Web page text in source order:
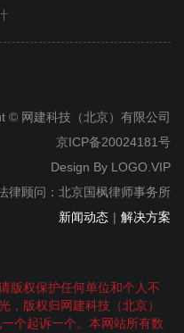
© 网建科技（北京）有限公司
京ICP备20024181号
Design By LOGO.VIP
律顾问：北京国枫律师事务所
新闻动态 | 解决方案
版权保护任何单位和个人不
，版权归网建科技（北京）
个起诉一个。本网站所有数